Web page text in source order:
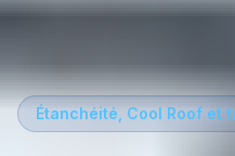
Étanchéité, Cool Roof et